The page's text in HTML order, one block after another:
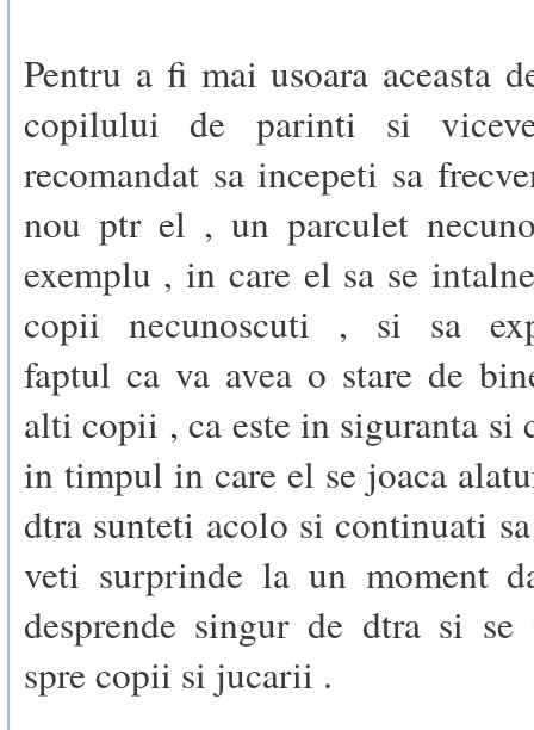
Pentru a fi mai usoara aceasta
copilului de parinti si
recomandat sa incepeti sa
nou ptr el , un parculet
exemplu , in care el sa se
copii necunoscuti , si sa
faptul ca va avea o stare de
alti copii , ca este in siguranta si
in timpul in care el se joaca
dtra sunteti acolo si continuati
veti surprinde la un moment
desprende singur de dtra si se
spre copii si jucarii .